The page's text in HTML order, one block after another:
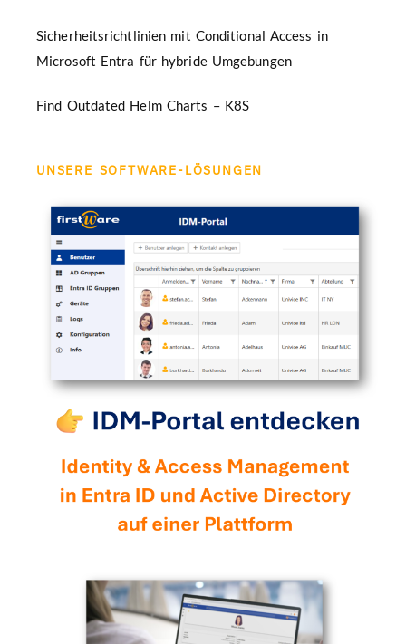
Sicherheitsrichtlinien mit Conditional Access in
Microsoft Entra für hybride Umgebungen
Find Outdated Helm Charts – K8S
UNSERE SOFTWARE-LÖSUNGEN